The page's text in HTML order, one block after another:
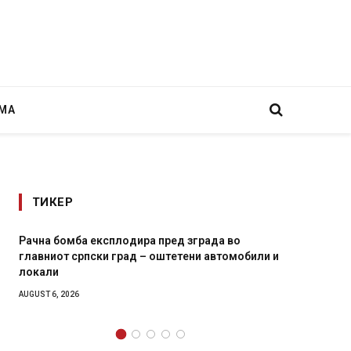
ТИКЕР
зграда во
автомобили и
И Данска се милитарилизира –
11-месечна воена